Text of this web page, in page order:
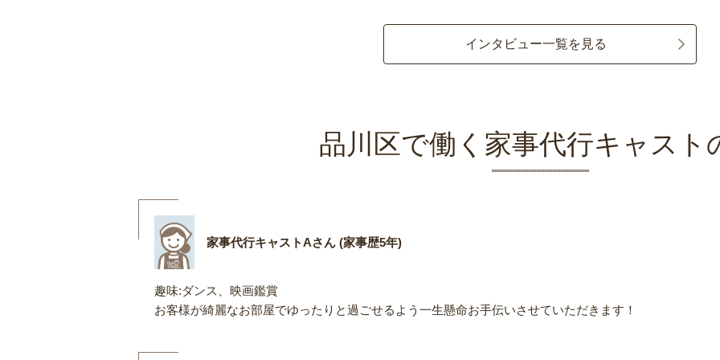
インタビュー一覧を見る
品川区で働く家事代行キャスト
家事代行キャストAさん (家事歴5年)
趣味:ダンス、映画鑑賞
お客様が綺麗なお部屋でゆったりと過ごせるよう一生懸命お手伝いさせていただきます！